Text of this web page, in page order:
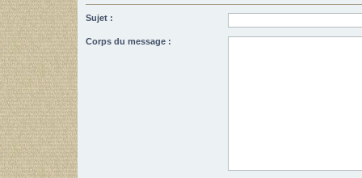
Sujet :
Corps du message :